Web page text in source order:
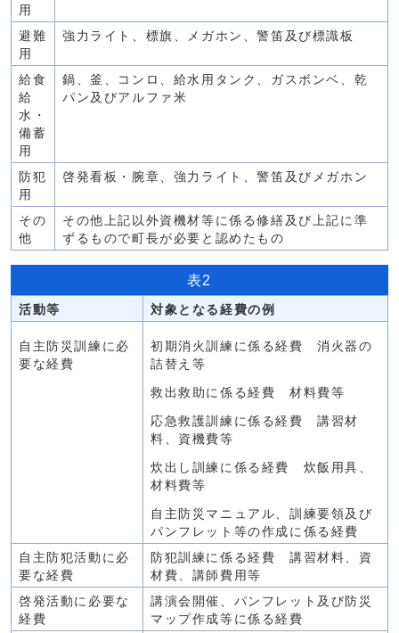
用
避難
用
強力ライト、標旗、メガホン、警笛及び標識板
給食
給
水・
備蓄
用
鍋、釜、コンロ、給水用タンク、ガスボンベ、乾
パン及びアルファ米
防犯
用
啓発看板・腕章、強力ライト、警笛及びメガホン
その
他
その他上記以外資機材等に係る修繕及び上記に準
ずるもので町長が必要と認めたもの
表2
活動等 対象となる経費の例
自主防災訓練に必
要な経費
初期消火訓練に係る経費 消火器の
詰替え等
救出救助に係る経費 材料費等
応急救護訓練に係る経費 講習材
料、資機費等
炊出し訓練に係る経費 炊飯用具、
材料費等
自主防災マニュアル、訓練要領及び
パンフレット等の作成に係る経費
自主防犯活動に必
要な経費
防犯訓練に係る経費 講習材料、資
材費、講師費用等
啓発活動に必要な
経費
講演会開催、パンフレット及び防災
マップ作成等に係る経費